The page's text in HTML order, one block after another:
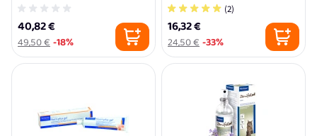
40,82 €
49,50 €-18%
(2)
16,32 €
24,50 €-33%